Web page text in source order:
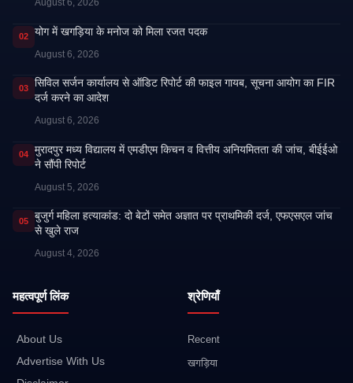
August 6, 2026
02 ​योग में खगड़िया के मनोज को मिला रजत पदक
August 6, 2026
03
सिविल सर्जन कार्यालय से ऑडिट रिपोर्ट की फाइल गायब, सूचना आयोग का FIR
दर्ज करने का आदेश
August 6, 2026
04
मुरादपुर मध्य विद्यालय में एमडीएम किचन व वित्तीय अनियमितता की जांच, बीईईओ
ने सौंपी रिपोर्ट
August 5, 2026
05
बुजुर्ग महिला हत्याकांड: दो बेटों समेत अज्ञात पर प्राथमिकी दर्ज, एफएसएल जांच
से खुले राज
August 4, 2026
महत्वपूर्ण लिंक
About Us
Advertise With Us
श्रेणियाँ
Recent
खगड़िया